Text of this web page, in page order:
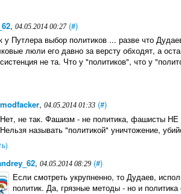
, 04.05.2014 00:27 (#)
у Путлера выбор политиков ... разве что
люли его давно за версту обходят, а
не та. Что у "политиков", что у
,04.05.2014 01:33 (#)
Нет, не так. Фашизм - не политика, фашисты
Нельзя называть "политикой" уничтожение,
, 04.05.2014 08:29 (#)
Если смотреть укрупненно, то Дудаев,
политик. Да, грязные методы - но и политика